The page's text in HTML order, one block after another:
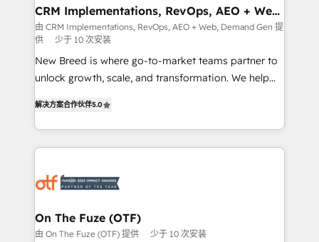
trainers to drive platform adoption. 📈 Revenue
Generation - Full-funnel marketing and high-
performance advertising via Point Success Media. -
Expert deployment of Breeze AI and custom agents
to automate growth. 🏆 Elite Excellence - 8 platform
expertise. - A team of 250+ experts dedicated to
your resilient growth.
CRM Implementations, RevOps, AEO + Web,
Demand Gen
由 CRM Implementations, RevOps, AEO + Web, Demand Gen 提
供
少于 10 次安装
New Breed is where go-to-market teams partner to
unlock growth, scale, and transformation. We help
customer platform and operationalize HubSpot’s
Loop Marketing framework through expert-led
services, smart agents, and purpose-built apps,
results, fast. ⚙️CRM & RevOps: Align all Hubs to your
🎯Demand Gen & ABM: Drive pipeline with inbound,
ABM, AEO, SEO, & paid media. 👩‍💻Web Design:
解决方案合作伙伴5.0
On The Fuze (OTF)
由 On The Fuze (OTF) 提供 少于 10 次安装